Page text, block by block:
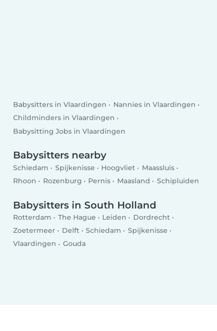
Babysitters in Vlaardingen
Nannies in Vlaardingen
Childminders in Vlaardingen
Babysitting Jobs in Vlaardingen
Babysitters nearby
Schiedam Spijkenisse Hoogvliet
Maassluis
Rhoon
Rozenburg Pernis Maasland Schipluiden
Babysitters in South Holland
Rotterdam The Hague Leiden
Dordrecht
Zoetermeer
Delft Schiedam
Spijkenisse
Vlaardingen
Gouda